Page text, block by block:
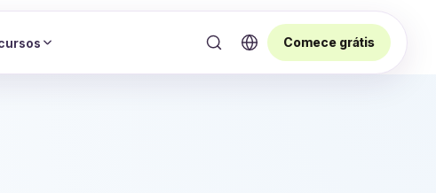
Comece grátis